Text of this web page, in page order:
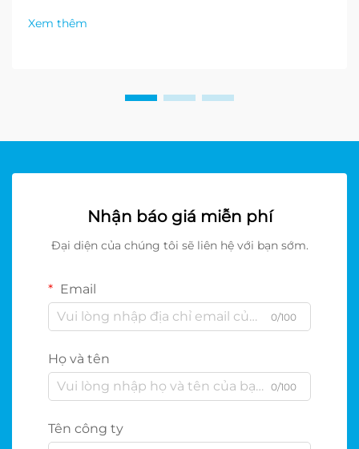
Xem thêm
Nhận báo giá miễn phí
Đại diện của chúng tôi sẽ liên hệ với bạn sớm.
Email
0/100
Họ và tên
0/100
Tên công ty